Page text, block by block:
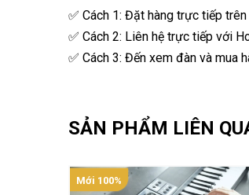
✅ Cách 1: Đặt hàng trực tiếp
✅ Cách 2: Liên hệ trực tiếp với
✅ Cách 3: Đến xem đàn và mua
SẢN PHẨM LIÊN
Mới 100%